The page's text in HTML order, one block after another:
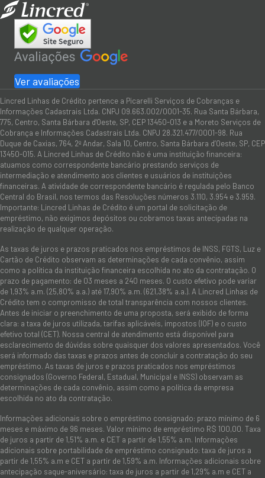
Ver avaliações
Lincred Linhas de Crédito pertence a Picarelli Serviços de Cobranças e
Informações Cadastrais Ltda. CNPJ 09.663.002/0001-35. Rua Santa Bárbara,
775, Centro, Santa Bárbara d'Oeste, SP, CEP 13450-013 e a Moreto Serviços de
Cobrança e Informações Cadastrais Ltda. CNPJ 28.321.477/0001-98. Rua
Duque de Caxias, 764, 2º Andar, Sala 10, Centro, Santa Bárbara d’Oeste, SP, CEP
13450-015. A Lincred Linhas de Crédito não é uma instituição financeira:
atuamos como correspondente bancário prestando serviços de
intermediação e atendimento aos clientes e usuários de instituições
financeiras. A atividade de correspondente bancário é regulada pelo Banco
Central do Brasil, nos termos das Resoluções números 3.110, 3.954 e 3.959.
Importante: Lincred Linhas de Crédito é um portal de solicitação de
empréstimo, não exigimos depósitos ou cobramos taxas antecipadas na
realização de qualquer operação.
As taxas de juros e prazos praticados nos empréstimos de INSS, FGTS, Luz e
Cartão de Crédito observam as determinações de cada convênio, assim
como a política da instituição financeira escolhida no ato da contratação. O
prazo de pagamento: de 03 meses a 240 meses. O custo efetivo pode variar
de 1,93% a.m. (25,80% a.a.) até 17,90% a.m. (621,38% a.a.). A Lincred Linhas de
Crédito tem o compromisso de total transparência com nossos clientes.
Antes de iniciar o preenchimento de uma proposta, será exibido de forma
clara: a taxa de juros utilizada, tarifas aplicáveis, impostos (IOF) e o custo
efetivo total (CET). Nossa central de atendimento está disponível para
esclarecimento de dúvidas sobre quaisquer dos valores apresentados. Você
será informado das taxas e prazos antes de concluir a contratação do seu
empréstimo. As taxas de juros e prazos praticados nos empréstimos
consignados (Governo Federal, Estadual, Municipal e INSS) observam as
determinações de cada convênio, assim como a política da empresa
escolhida no ato da contratação.
Informações adicionais sobre o empréstimo consignado: prazo mínimo de 6
meses e máximo de 96 meses. Valor mínimo de empréstimo R$ 100,00. Taxa
de juros a partir de 1,51% a.m. e CET a partir de 1,55% a.m. Informações
adicionais sobre portabilidade de empréstimo consignado: taxa de juros a
partir de 1,55% a.m e CET a partir de 1,59% a.m. Informações adicionais sobre
antecipação saque-aniversário: taxa de juros a partir de 1,29% a.m e CET a